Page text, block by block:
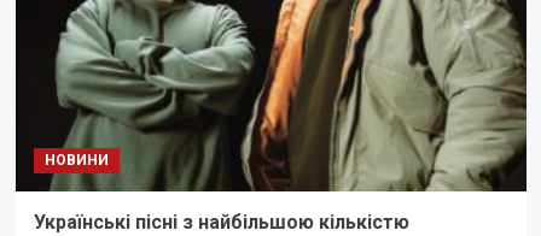
НОВИНИ
Українські пісні з найбільшою кількістю